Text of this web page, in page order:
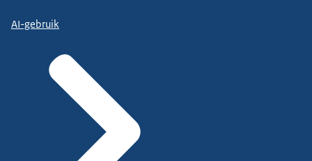
AI-gebruik